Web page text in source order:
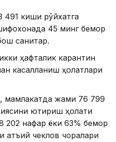
491 киши рўйхатга
45 минг бемор
санитар.
ҳафталик карантин
касалланиш ҳолатлари
мамлакатда жами 76 799
юқтириш ҳолати
202 нафар ёки 63% бемор
чеклов чоралари